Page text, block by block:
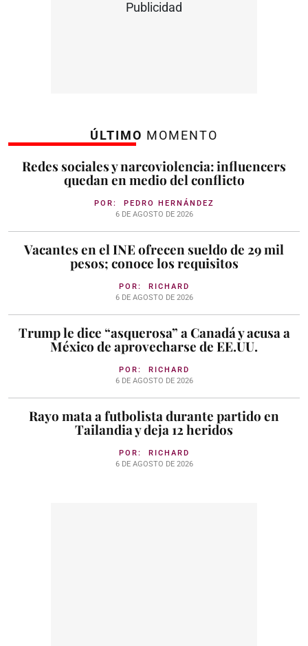
Publicidad
ÚLTIMO MOMENTO
Redes sociales y narcoviolencia: influencers
quedan en medio del conflicto
POR: PEDRO HERNÁNDEZ
6 DE AGOSTO DE 2026
Vacantes en el INE ofrecen sueldo de 29 mil
pesos; conoce los requisitos
POR: RICHARD
6 DE AGOSTO DE 2026
Trump le dice “asquerosa” a Canadá y acusa a
México de aprovecharse de EE.UU.
POR: RICHARD
6 DE AGOSTO DE 2026
Rayo mata a futbolista durante partido en
Tailandia y deja 12 heridos
POR: RICHARD
6 DE AGOSTO DE 2026